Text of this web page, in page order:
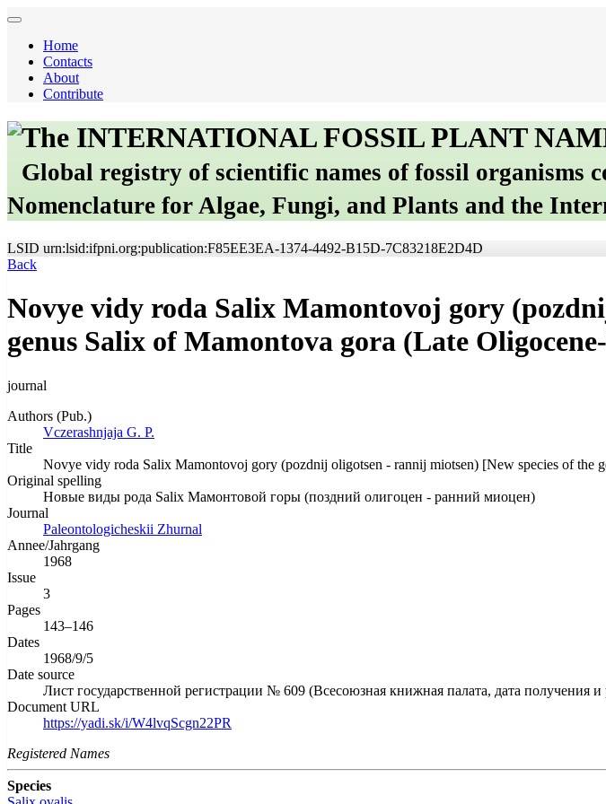
Home
Contacts
About
Contribute
The INTERNATIONAL FOSSIL PLANT
Global registry of scientific names of fossil organisms
Nomenclature for Algae, Fungi, and Plants and the
LSID urn:lsid:ifpni.org:publication:F85EE3EA-1374-4492-B15D-7C83218E2D4D
Back
Novye vidy roda Salix Mamontovoj gory
genus Salix of Mamontova gora (Late
journal
Authors (Pub.)
Vczerashnjaja G. P.
Title
Novye vidy roda Salix Mamontovoj gory (pozdnij oligotsen - rannij miotsen) [New species of the
Original spelling
Новые виды рода Salix Мамонтовой горы (поздний олигоцен - ранний миоцен)
Journal
Paleontologicheskii Zhurnal
Annee/Jahrgang
1968
Issue
3
Pages
143–146
Dates
1968/9/5
Date source
Лист государственной регистрации № 609 (Всесоюзная книжная палата, дата получения и
Document URL
https://yadi.sk/i/W4lvqScgn22PR
Registered Names
Species